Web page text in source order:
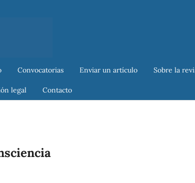
Convocatorias Enviar un artículo Sobre la
legal Contacto